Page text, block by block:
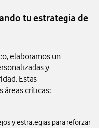
tu estrategia de
elaboramos un
y
Estas
áreas críticas:
y estrategias para reforzar